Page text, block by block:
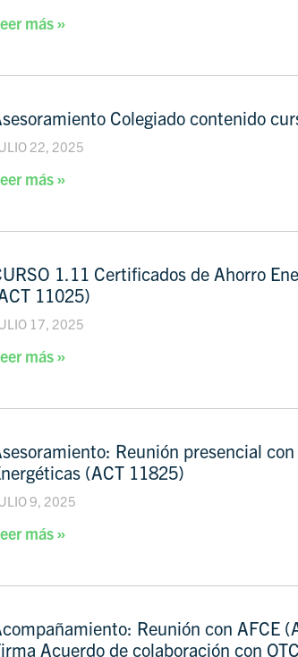
más »
Colegiado contenido
22, 2025
más »
1.11 Certificados de Ahorro
11025)
17, 2025
más »
Reunión presencial
(ACT 11825)
9, 2025
más »
Reunión con AFCE
Acuerdo de colaboración con